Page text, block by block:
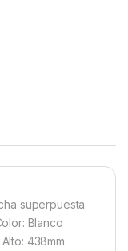
superpuesta
Blanco
438mm